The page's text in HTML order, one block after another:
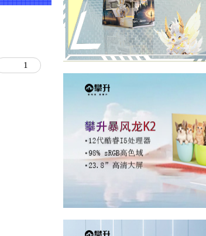
1